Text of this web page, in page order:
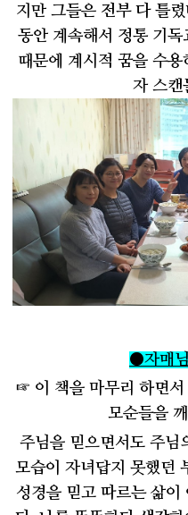
지만 그들은 전부 다 틀
동안 계속해서 정통 기
때문에 계시적 꿈을 수용
자 스캔
●자매
☞ 이 책을 마무리 하면
모순들을
주님을 믿으면서도 주님
모습이 자녀답지 못했던
성경을 믿고 따르는 삶이